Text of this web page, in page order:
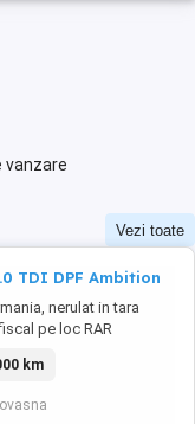
vanzare
Vezi toate
TDI DPF Ambition
nerulat in tara
pe loc RAR
- Cutie
5 locuri - Aer conditionat
SERVO - Airbag -
km